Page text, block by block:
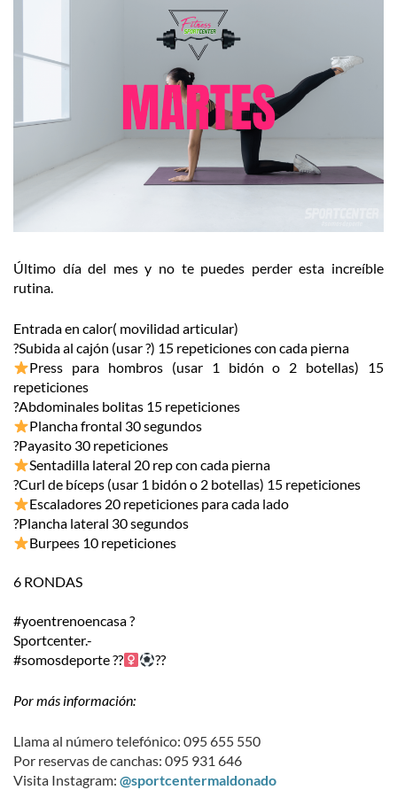
Último día del mes y no te puedes perder esta increíble
rutina.
Entrada en calor( movilidad articular)
?Subida al cajón (usar ?) 15 repeticiones con cada pierna
Press para hombros (usar 1 bidón o 2 botellas) 15
repeticiones
?Abdominales bolitas 15 repeticiones
Plancha frontal 30 segundos
?Payasito 30 repeticiones
Sentadilla lateral 20 rep con cada pierna
?Curl de bíceps (usar 1 bidón o 2 botellas) 15 repeticiones
Escaladores 20 repeticiones para cada lado
?Plancha lateral 30 segundos
Burpees 10 repeticiones
6 RONDAS
#yoentrenoencasa ?
Sportcenter.-
#somosdeporte ??‍
??
Por más información:
Llama al número telefónico: 095 655 550
Por reservas de canchas: 095 931 646
Visita Instagram: @sportcentermaldonado